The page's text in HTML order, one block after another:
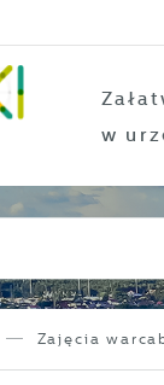
w
Zajęcia